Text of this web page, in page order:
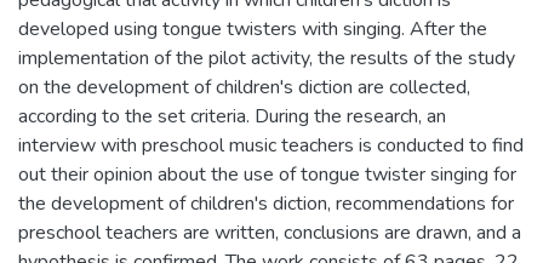
developed using tongue twisters with singing. After the
implementation of the pilot activity, the results of the study
on the development of children's diction are collected,
according to the set criteria. During the research, an
interview with preschool music teachers is conducted to find
out their opinion about the use of tongue twister singing for
the development of children's diction, recommendations for
preschool teachers are written, conclusions are drawn, and a